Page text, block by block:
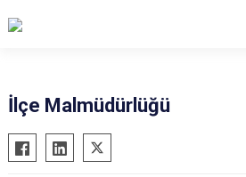
Elbeyli
Musabeyli
İlçe Malmüdürlüğü